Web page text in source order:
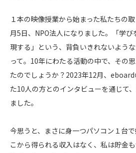
１本の映像授業から始まった私たちの
月5日、NPO法人になりました。「学
現する」という、背負いきれないよう
って。10年にわたる活動の中で、その
たのでしょうか？2023年12月、
た10人の方とのインタビューを通じて
ました。
今思うと、まさに身一つパソコン１台
こから得られる収入はなく、私は貯金